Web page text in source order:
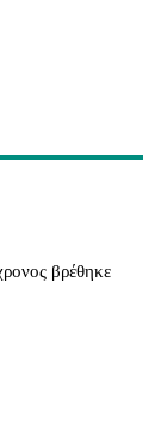
βρέθηκε